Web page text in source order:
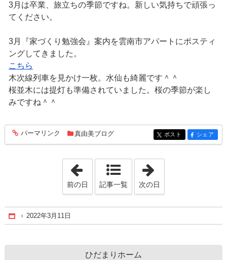
3月は卒業、旅立ちの季節ですね。新しい気持ちで頑張っ
てください。
3月『家づくり勉強会』案内を雲南市アパートにポスティ
ングしてきました。
こちら
木次線列車を見かけ一枚。水仙も綺麗です＾＾
桜並木には提灯も準備されていました。桜の季節が楽し
みですね＾＾
entry1125
パーマリンク 真由美ブログ entry1125
ポスト entry1125
シェア
「2022年3月10日」
前の日 記事一覧 次の日
Home
2022年3月11日
ひだまりホーム